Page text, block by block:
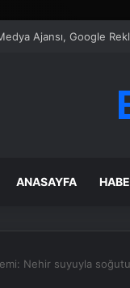
İle Akıllı Dijital
ANASAYFA
Nehir suyuyla